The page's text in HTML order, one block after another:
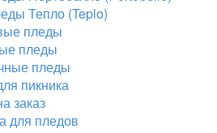
Тепло (Teplo)
пледы
пледы
пледы
пикника
заказ
для пледов